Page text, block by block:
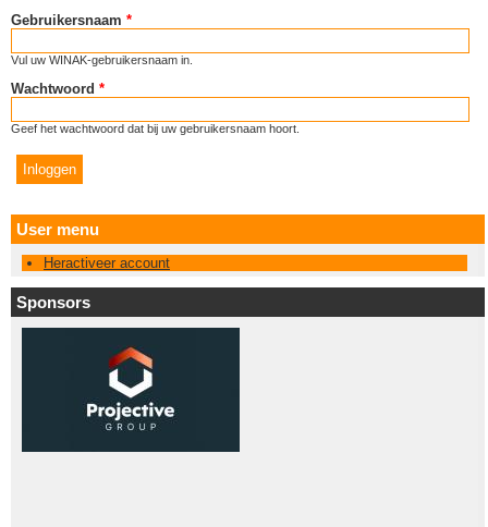
Primaire tabs
Gebruikersnaam *
Vul uw WINAK-gebruikersnaam in.
Wachtwoord *
Geef het wachtwoord dat bij uw gebruikersnaam hoort.
User menu
Heractiveer account
Sponsors